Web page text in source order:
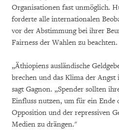
Organisationen fast unmöglich.
forderte alle internationalen
vor der Abstimmung bei ihrer
Fairness der Wahlen zu beachten.
„Äthiopiens ausländische
brechen und das Klima der
sagt Gagnon. „Spender sollten
Einfluss nutzen, um für ein Ende
Opposition und der repressiven
Medien zu drängen."